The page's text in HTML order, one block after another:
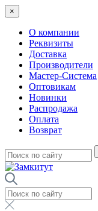
×
О компании
Реквизиты
Доставка
Производители
Мастер-Система
Оптовикам
Новинки
Распродажа
Оплата
Возврат